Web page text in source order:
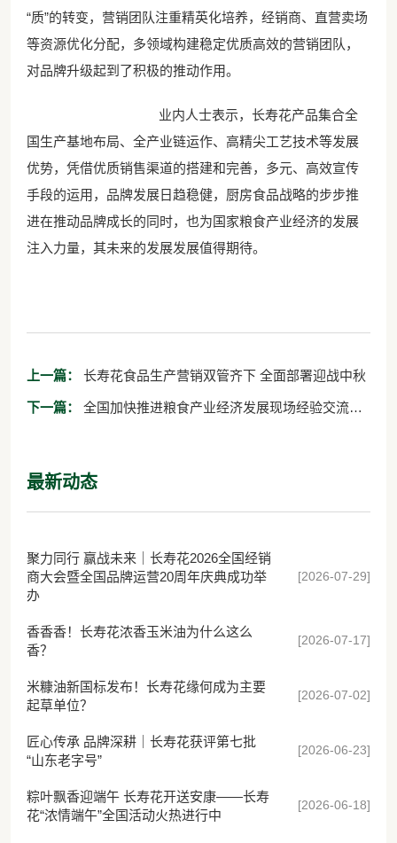
“质”的转变，营销团队注重精英化培养，经销商、直营卖场
等资源优化分配，多领域构建稳定优质高效的营销团队，
对品牌升级起到了积极的推动作用。
业内人士表示，长寿花产品集合全
国生产基地布局、全产业链运作、高精尖工艺技术等发展
优势，凭借优质销售渠道的搭建和完善，多元、高效宣传
手段的运用，品牌发展日趋稳健，厨房食品战略的步步推
进在推动品牌成长的同时，也为国家粮食产业经济的发展
注入力量，其未来的发展发展值得期待。
上一篇： 长寿花食品生产营销双管齐下 全面部署迎战中秋
下一篇：
最新动态
聚力同行 赢战未来｜长寿花2026全国经销
商大会暨全国品牌运营20周年庆典成功举
办
[2026-07-29]
香香香！长寿花浓香玉米油为什么这么
香？
[2026-07-17]
米糠油新国标发布！长寿花缘何成为主要
起草单位？
[2026-07-02]
匠心传承 品牌深耕｜长寿花获评第七批
“山东老字号”
[2026-06-23]
粽叶飘香迎端午 长寿花开送安康——长寿
花“浓情端午”全国活动火热进行中
[2026-06-18]